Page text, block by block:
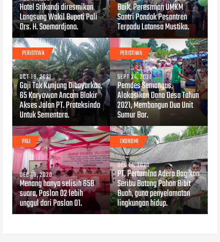
Hotel Srikandi diresmikan
Langsung Wakil Bupati Pali
Drs. H. Soemardjono.
Baik, Peresmian UMKM
Santri Pondok Pesantren
Terpadu Latansa Mustika.
PERISTIWA
OCT 18, 2021
Gaji Tak Kunjung Dibayarkan,
65 Karyawan Ancam Blokir
Akses Jalan PT. Proteksindo
Untuk Sementara.
PERISTIWA
SEPT 24, 2021
Pemdes Semangus,
Alokasikan Dana Desa Tahun
2021, Membangun Dua Unit
Sumur Bor.
PALI
DEC 16, 2020
Menang hanya selisih 658
suara, Paslon 02 lebih
unggul dari Paslon 01.
EKONOMI
DEC 14, 2020
PT. Pertamina Adera Bagikan
Seribu Batang Pohon Bibit
Buah, guna penyelamatan
lingkungan hidup.